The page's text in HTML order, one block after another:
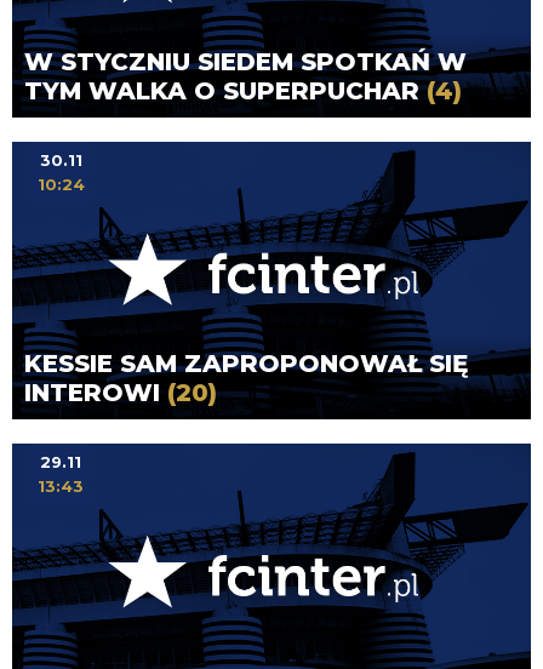
W STYCZNIU SIEDEM SPOTKAŃ W
TYM WALKA O SUPERPUCHAR(4)
KESSIE SAM ZAPROPONOWAŁ SIĘ
INTEROWI (20)
30.11
10:24
29.11
13:43